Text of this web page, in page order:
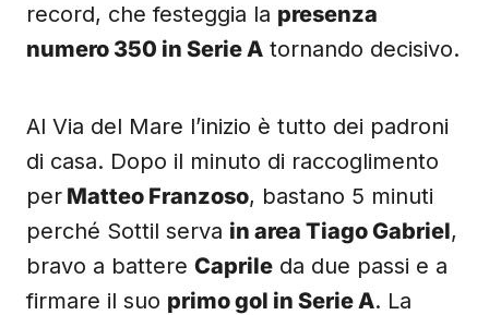
record, che festeggia la presenza
numero 350 in Serie A tornando decisivo.
Al Via del Mare l’inizio è tutto dei padroni
di casa. Dopo il minuto di raccoglimento
per Matteo Franzoso, bastano 5 minuti
perché Sottil serva in area Tiago Gabriel,
bravo a battere Caprile da due passi e a
firmare il suo primo gol in Serie A. La